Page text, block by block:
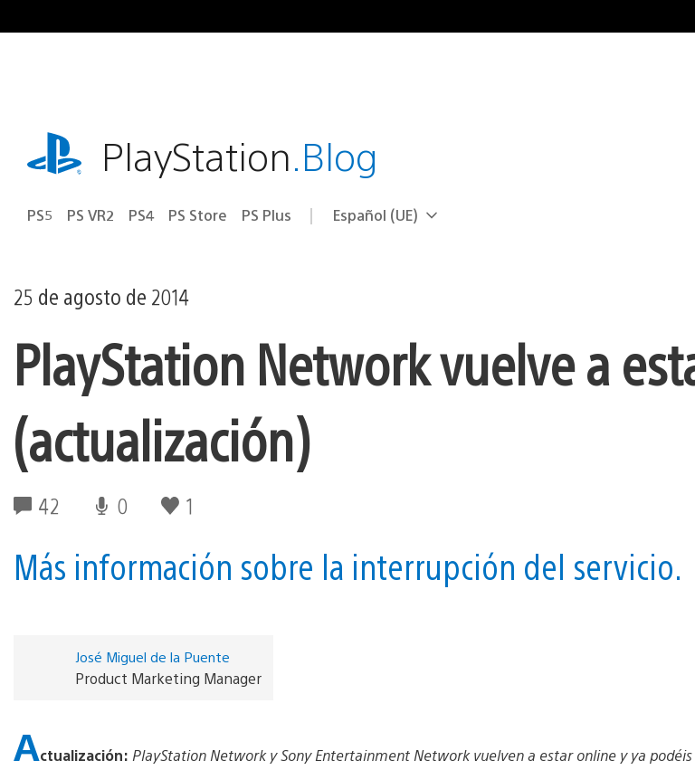
al
playstation.comPlayStation.Blog
PS5 PS VR2 PS4 PS Store PS Plus Selecciona
Región
Español (UE)
25 de agosto de 2014
PlayStation Network vuelve a
(actualización)
42 0 1
Más información sobre la interrupción del servicio.
José Miguel de la Puente
Product Marketing Manager
Actualización: PlayStation Network y Sony Entertainment Network vuelven a estar online y ya